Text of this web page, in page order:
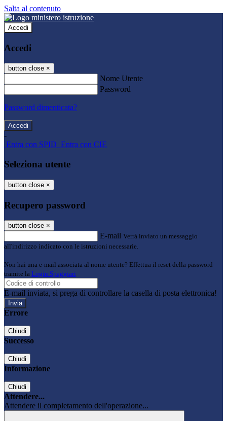
Salta al contenuto
Accedi
Accedi
button close ×
Nome Utente
Password
Password dimenticata?
-
Entra con SPID Entra con CIE
Seleziona utente
button close ×
Recupero password
button close ×
E-mail Verrà inviato un messaggio
all'indirizzo indicato con le istruzioni necessarie.
Non hai una e-mail associata al nome utente? Effettua il reset della password
tramite la Login Spaggiari
E-mail inviata, si prega di controllare la casella di posta elettronica!
Errore
Chiudi
Successo
Chiudi
Informazione
Chiudi
Attendere...
Attendere il completamento dell'operazione...